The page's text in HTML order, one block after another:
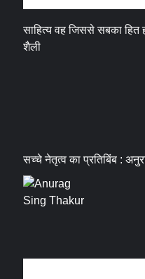
साहित्य वह जिससे सबका हित
शैली
सच्चे नेतृत्व का प्रतिबिंब :